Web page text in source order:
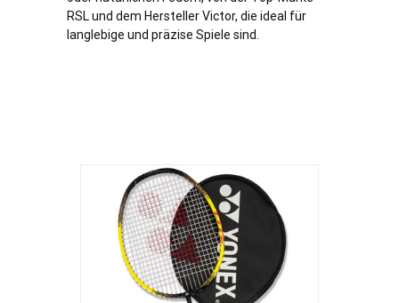
RSL und dem Hersteller Victor, die ideal für
langlebige und präzise Spiele sind.